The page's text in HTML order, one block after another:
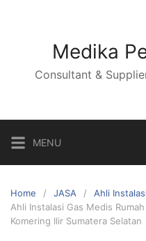
Medika
Consultant &
MENU
Home JASA
Ahli Instalasi
Ahli Instalasi Gas Medis
Komering Ilir Sumatera Selatan